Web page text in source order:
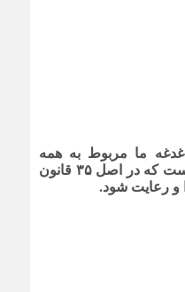
ما مربوط به همه
انسان‌ها است و دغدغه حقی است که در اصل ۳۵ قانون
و رعایت شود.